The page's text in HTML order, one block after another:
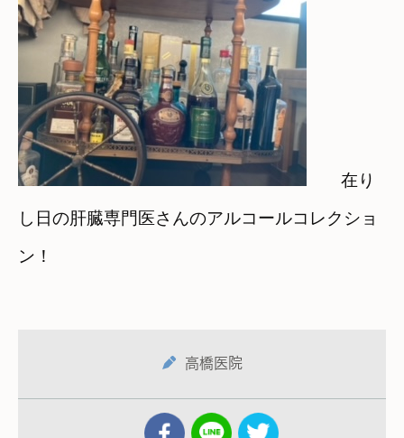
在り
し日の肝臓専門医さんのアルコールコレクショ
ン！
高橋医院